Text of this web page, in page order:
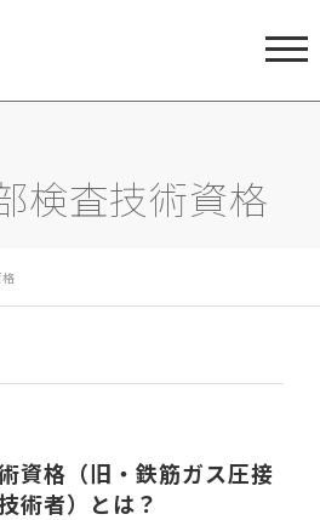
検査技術資格
資格（旧・鉄筋ガス圧接
術者）とは？